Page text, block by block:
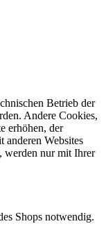
Betrieb der
Andere Cookies,
erhöhen, der
Websites
werden nur mit Ihrer
Shops notwendig.